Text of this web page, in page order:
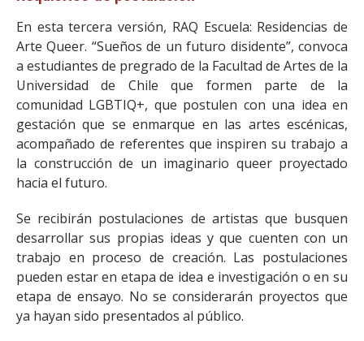
En esta tercera versión, RAQ Escuela: Residencias de
Arte Queer. “Sueños de un futuro disidente”, convoca
a estudiantes de pregrado de la Facultad de Artes de la
Universidad de Chile que formen parte de la
comunidad LGBTIQ+, que postulen con una idea en
gestación que se enmarque en las artes escénicas,
acompañado de referentes que inspiren su trabajo a
la construcción de un imaginario queer proyectado
hacia el futuro.
Se recibirán postulaciones de artistas que busquen
desarrollar sus propias ideas y que cuenten con un
trabajo en proceso de creación. Las postulaciones
pueden estar en etapa de idea e investigación o en su
etapa de ensayo. No se considerarán proyectos que
ya hayan sido presentados al público.